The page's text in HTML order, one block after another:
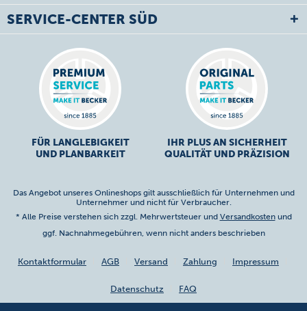
SERVICE-CENTER SÜD
FÜR LANGLEBIGKEIT
UND PLANBARKEIT
IHR PLUS AN SICHERHEIT
QUALITÄT UND PRÄZISION
Das Angebot unseres Onlineshops gilt ausschließlich für Unternehmen und
Unternehmer und nicht für Verbraucher.
* Alle Preise verstehen sich zzgl. Mehrwertsteuer und Versandkostenund
ggf. Nachnahmegebühren, wenn nicht anders beschrieben
Kontaktformular AGB Versand Zahlung Impressum
Datenschutz FAQ